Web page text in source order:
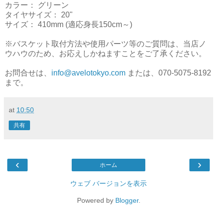
カラー： グリーン
タイヤサイズ： 20"
サイズ： 410mm (適応身長150cm～)
※バスケット取付方法や使用パーツ等のご質問は、当店ノ
ウハウのため、お応えしかねますことをご了承ください。
お問合せは、 info@avelotokyo.com または、070-5075-8192
まで。
at 10:50
共有
‹ ›
ホーム
ウェブ バージョンを表示
Powered by Blogger.